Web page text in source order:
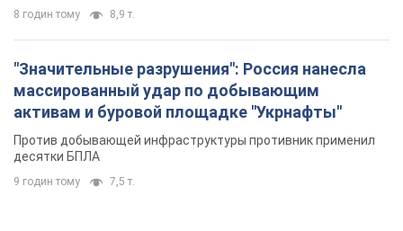
8 годин тому 8,9 т.
"Значительные разрушения": Россия нанесла
массированный удар по добывающим
активам и буровой площадке "Укрнафты"
Против добывающей инфраструктуры противник применил
десятки БПЛА
9 годин тому 7,5 т.